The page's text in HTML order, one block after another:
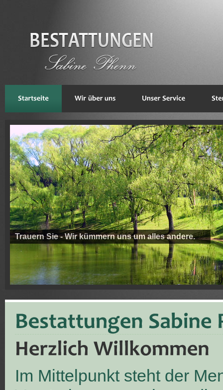
Trauern Sie - Wir kümmern uns um alles andere.
Im Mittelpunkt steht der